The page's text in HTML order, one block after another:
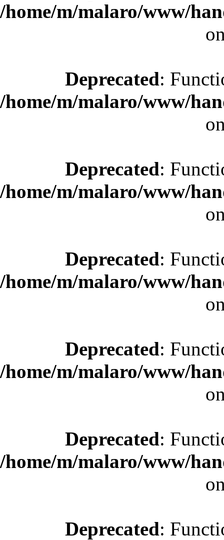
/home/m/malaro/www/
Deprecated:
/home/m/malaro/www/
Deprecated:
/home/m/malaro/www/
Deprecated:
/home/m/malaro/www/
Deprecated:
/home/m/malaro/www/
Deprecated:
/home/m/malaro/www/
Deprecated: